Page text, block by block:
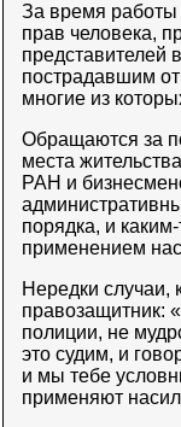
За время
прав человека,
представителей
пострадавшим
многие из
Обращаются за
места
РАН и
порядка, и
применением
Нередки случаи,
правозащитник:
полиции, не
это судим, и
и мы тебе
применяют